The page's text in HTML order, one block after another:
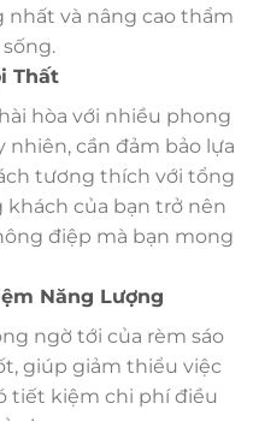
nhất và nâng cao thẩm
Thất
hòa với nhiều phong
cần đảm bảo lựa
tương thích với tổng
của bạn trở nên
điệp mà bạn mong
Năng Lượng
ngờ tới của rèm sáo
giúp giảm thiểu việc
tiết kiệm chi phí điều